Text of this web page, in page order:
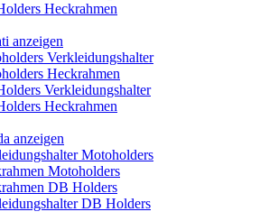
Heckrahmen
anzeigen
Verkleidungshalter
Heckrahmen
Verkleidungshalter
Heckrahmen
anzeigen
Motoholders
Motoholders
DB Holders
DB Holders